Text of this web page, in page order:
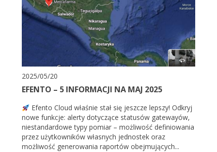
2025/05/20
EFENTO – 5 INFORMACJI NA MAJ 2025
Efento Cloud właśnie stał się jeszcze lepszy! Odkryj
nowe funkcje: alerty dotyczące statusów gatewayów,
niestandardowe typy pomiar – możliwość definiowania
przez użytkowników własnych jednostek oraz
możliwość generowania raportów obejmujących...